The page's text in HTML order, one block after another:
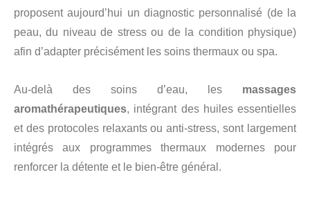
proposent aujourd’hui un diagnostic personnalisé (de la
peau, du niveau de stress ou de la condition physique)
afin d’adapter précisément les soins thermaux ou spa.
Au-delà des soins d’eau, les massages
aromathérapeutiques, intégrant des huiles essentielles
et des protocoles relaxants ou anti-stress, sont largement
intégrés aux programmes thermaux modernes pour
renforcer la détente et le bien-être général.